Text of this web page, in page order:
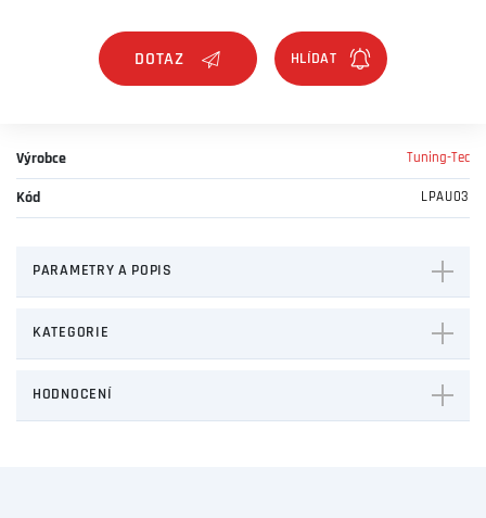
DOTAZ
Výrobce Tuning-Tec
Kód LPAU03
PARAMETRY A POPIS
KATEGORIE
HODNOCENÍ